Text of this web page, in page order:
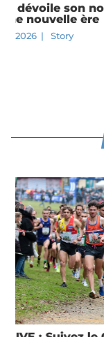
Vredestein 20
Daguinos est
12 octobre 2025